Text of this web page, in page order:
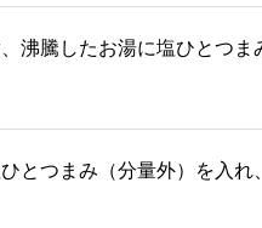
沸騰したお湯に塩ひとつ
とつまみ（分量外）を入